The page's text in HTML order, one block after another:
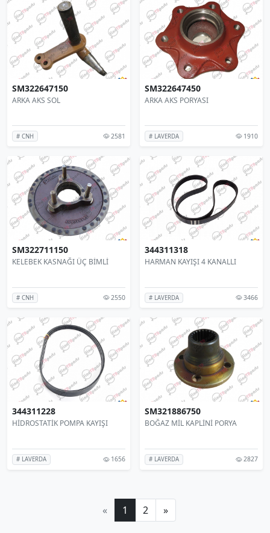
SM322647150
ARKA AKS SOL
# CNH 2581
SM322647450
ARKA AKS PORYASI
# LAVERDA 1910
SM322711150
KELEBEK KASNAĞI ÜÇ BİMLİ
# CNH 2550
344311318
HARMAN KAYIŞI 4 KANALLI
# LAVERDA 3466
344311228
HİDROSTATİK POMPA KAYIŞI
# LAVERDA 1656
SM321886750
BOĞAZ MİL KAPLİNİ PORYA
# LAVERDA 2827
« 1 2 »